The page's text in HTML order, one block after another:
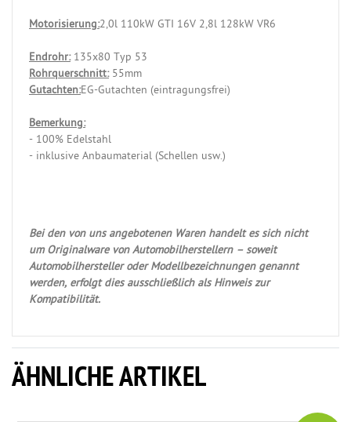
Motorisierung:2,0l 110kW GTI 16V 2,8l 128kW VR6
Endrohr:135x80 Typ 53
Rohrquerschnitt:55mm
Gutachten:EG-Gutachten (eintragungsfrei)
Bemerkung:
- 100% Edelstahl
- inklusive Anbaumaterial (Schellen usw.)
Bei den von uns angebotenen Waren handelt es sich nicht
um Originalware von Automobilherstellern – soweit
Automobilhersteller oder Modellbezeichnungen genannt
werden, erfolgt dies ausschließlich als Hinweis zur
Kompatibilität.
ÄHNLICHE ARTIKEL